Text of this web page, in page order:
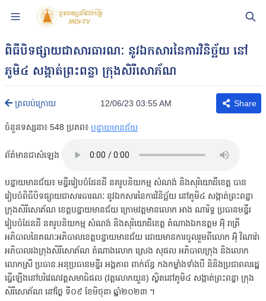
ពិធីបិទផ្សាយជាសារធារណៈ នូវឯកសារនៃការវិនិច្ឆ័យ នៅ
ភូមិ៤ សង្កាត់ព្រះពន្លា ក្រុងសិរីសោភ័ណ
ត្រលប់ក្រោយ 12/06/23 03:55 AM Share
ចំនួនទស្សនា៖ 548 ប្រភព៖ បន្ទាយមានជ័យ
ព័ត៌មានជាសំឡេង
បន្ទាយមានជ័យ៖ មន្ទីររៀបចំដែនដី នគរូបនិយកម្ម សំណង់ និងសុរិយោដីខេត្ត បាន
រៀបចំពិធីបិទផ្សាយជាសារធារណៈ នូវឯកសារនៃការវិនិច្ឆ័យ នៅភូមិ៤ សង្កាត់ព្រះពន្លា
ក្រុងសិរីសោភ័ណ ខេត្តបន្ទាយមានជ័យ ក្រោមវត្តមានលោក អាង ណារិទ្ធ ប្រធានមន្ទីរ
រៀបចំដែនដី នគរូបនិយកម្ម សំណង់ និងសុរិយោដីខេត្ត តំណាងឯកឧត្តម អ៊ុំ រាត្រី
អភិបាលនៃគណៈអភិបាលខេត្តបន្ទាយមានជ័យ ដោយមានការចូលរួមពីលោក អ៊ុំ វិណារ៉ា
អភិបាលរងក្រុងសិរីសោភ័ណ តំណាងលោក ស្រេង សុផល អភិបាលក្រុង និងលោក
លោកស្រី ប្រធាន.អនុប្រធានមន្ទីរ អង្គភាព ពាក់ព័ន្ធ កងកម្លាំងទាំងបី និនិងប្រជាពលរដ្ឋ
ធ្វើឡើងនៅបរិវេណវត្តសមាធិផល (វត្តលោកយួន) ស្ថិតនៅភូមិ៤ សង្កាត់ព្រះពន្លា ក្រុង
សិរីសោភ័ណ នៅថ្ងៃ ទី០៩ ខែមិថុនា ឆ្នាំ២០២៣ ។